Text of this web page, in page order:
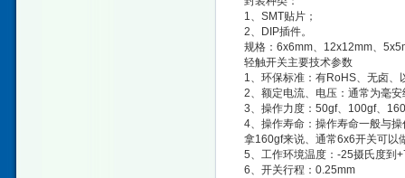
1、SMT贴片；
2、DIP插件。
规格：6x6mm、12x12mm、
轻触开关主要技术参数
1、环保标准：有RoHS、无卤、
2、额定电流、电压：通常为毫
3、操作力度：50gf、100gf、
4、操作寿命：操作寿命一般与
拿160gf来说、通常6x6开关可以
5、工作环境温度：-25摄氏度到
6、开关行程：0.25mm